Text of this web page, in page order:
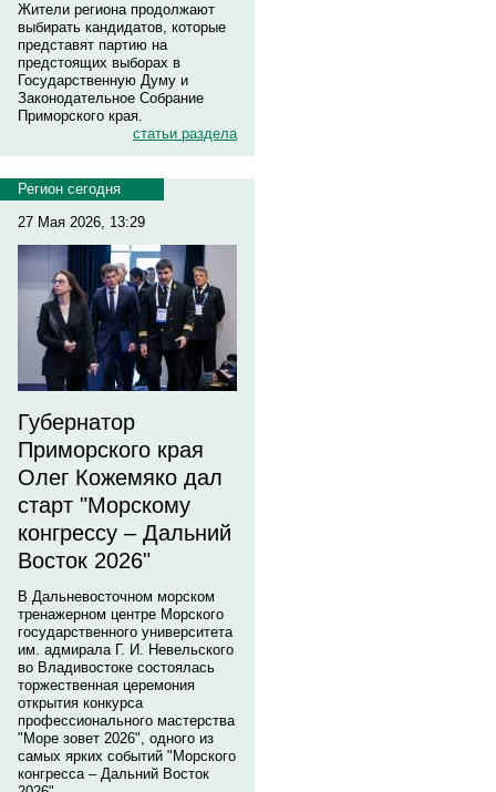
Жители региона продолжают
выбирать кандидатов, которые
представят партию на
предстоящих выборах в
Государственную Думу и
Законодательное Собрание
Приморского края.
статьи раздела
Регион сегодня
27 Мая 2026, 13:29
Губернатор
Приморского края
Олег Кожемяко дал
старт "Морскому
конгрессу – Дальний
Восток 2026"
В Дальневосточном морском
тренажерном центре Морского
государственного университета
им. адмирала Г. И. Невельского
во Владивостоке состоялась
торжественная церемония
открытия конкурса
профессионального мастерства
"Море зовет 2026", одного из
самых ярких событий "Морского
конгресса – Дальний Восток